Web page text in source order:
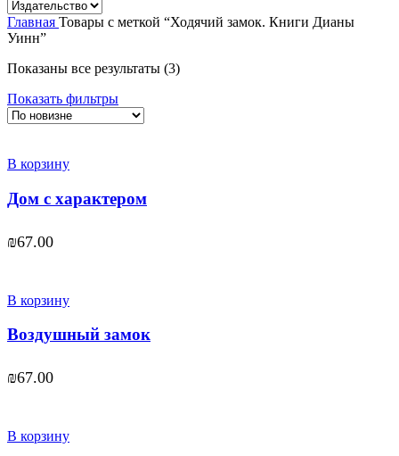
Главная Товары с меткой “Ходячий замок. Книги Дианы
Уинн”
Показаны все результаты (3)Сортировка:
Показать фильтры
В корзину
Дом с характером
₪67.00
В корзину
Воздушный замок
₪67.00
В корзину